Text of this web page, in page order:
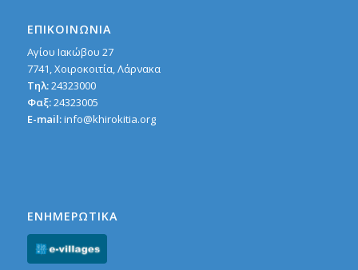
ΕΠΙΚΟΙΝΩΝΙΑ
Αγίου Ιακώβου 27
7741, Χοιροκoιτία, Λάρνακα
Τηλ:24323000
Φαξ:24323005
E-mail:info@khirokitia.org
ΕΝΗΜΕΡΩΤΙΚΑ